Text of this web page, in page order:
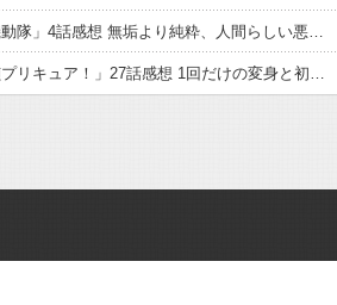
「攻殻機動隊」4話感想 無垢より純粋、人間らしい悪性、罪は何処にある？トグサとバトーのバディ＆フチコマ活躍！！「THE GHOST IN THE SHELL」
「名探偵プリキュア！」27話感想 1回だけの変身と初依頼の疑問もはなまる解決！語られるくれあさんるるかの過去。新アイキャッチ超キュート！！(たんプリ)